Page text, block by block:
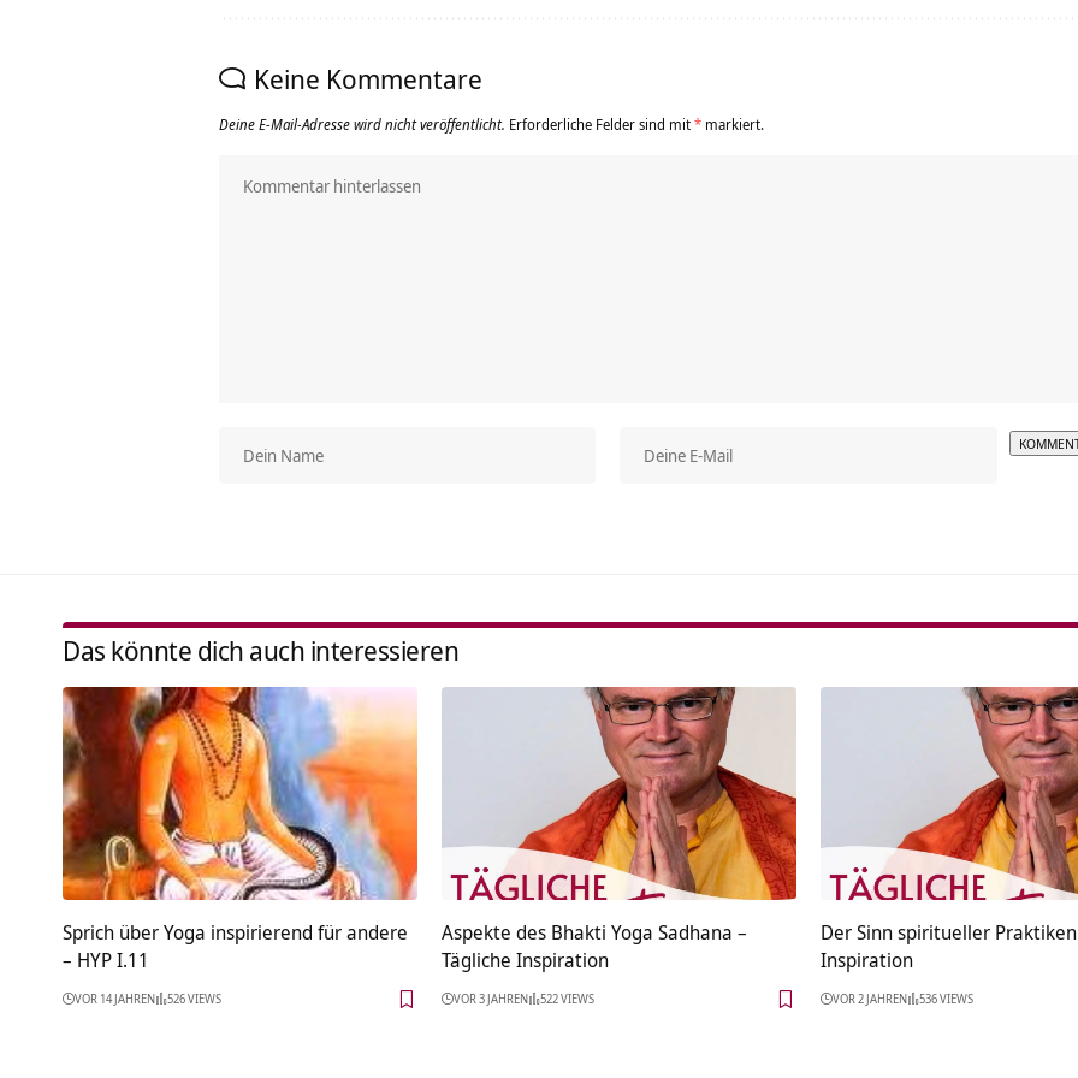
Keine Kommentare
Deine E-Mail-Adresse wird nicht veröffentlicht. Erforderliche Felder sind mit* markiert.
Das könnte dich auch interessieren
Sprich über Yoga inspirierend für andere
– HYP I.11
VOR 14 JAHREN 526 VIEWS
Aspekte des Bhakti Yoga Sadhana –
Tägliche Inspiration
VOR 3 JAHREN 522 VIEWS
Der Sinn spiritueller
Inspiration
VOR 2 JAHREN 536 VIEWS